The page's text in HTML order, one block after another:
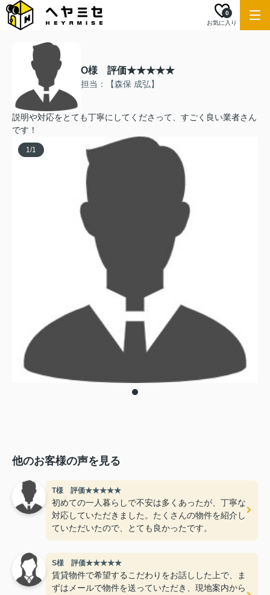
お気に入り
0
O様 評価★★★★★
担当：【森保 成弘】
説明や対応をとても丁寧にしてくださって、すごく良い業者さん
です！
1/1
他のお客様の声を見る
T様 評価★★★★★
初めての一人暮らしで不安は多くあったが、丁寧な
対応していただきました。たくさんの物件を紹介し
ていただいたので、とても良かったです。
S様 評価★★★★★
賃貸物件で希望するこだわりをお話しした上で、ま
ずはメールで物件を送っていただき、現地案内から